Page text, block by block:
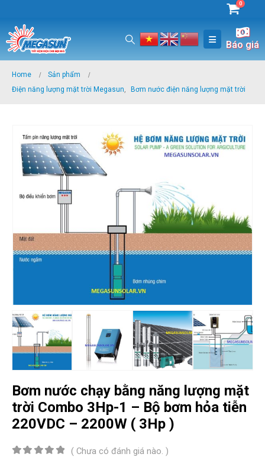
0
Báo giá
Home
Sản phẩm
Điện năng lượng mặt trời Megasun, Bơm nước điện năng lượng mặt trời
Bơm nước chạy bằng năng lượng mặt
trời Combo 3Hp-1 – Bộ bơm hỏa tiễn
220VDC – 2200W ( 3Hp )
( Chưa có đánh giá nào. )